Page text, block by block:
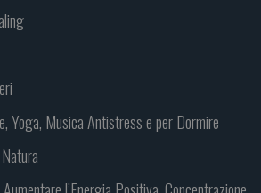
Yoga, Musica Antistress e per Dormire